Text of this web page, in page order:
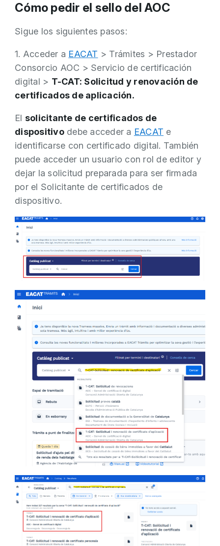
Cómo pedir el sello del AOC
Sigue los siguientes pasos:
1. Acceder a EACAT > Trámites > Prestador
Consorcio AOC > Servicio de certificación
digital > T-CAT: Solicitud y renovación de
certificados de aplicación.
El solicitante de certificados de
dispositivodebe acceder a EACAT e
identificarse con certificado digital. También
puede acceder un usuario con rol de editor y
dejar la solicitud preparada para ser firmada
por el Solicitante de certificados de
dispositivo.